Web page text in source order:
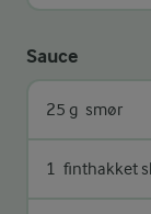
Sauce
25 g smør
1 finthakket